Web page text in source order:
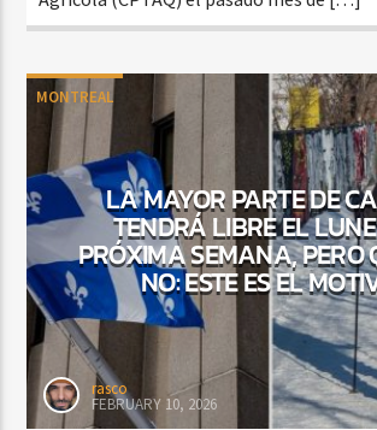
MONTREAL
LA MAYOR PARTE DE
TENDRÁ LIBRE EL
PRÓXIMA SEMANA, PERO
NO: ESTE ES EL
rasco
FEBRUARY 10, 2026